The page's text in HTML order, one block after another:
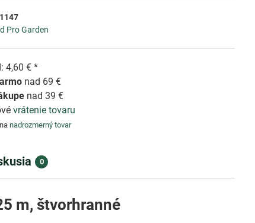
Pro Garden
4,60 € *
nad 69 €
nad 39 €
vrátenie tovaru
nadrozmerný tovar
0
m, štvorhranné